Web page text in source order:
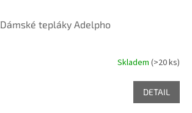
Dámské tepláky Adelpho
Skladem (>20 ks)
DETAIL